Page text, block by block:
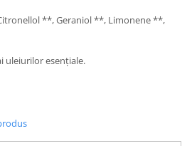
**, Geraniol **, Limonene **,
uleiurilor esențiale.